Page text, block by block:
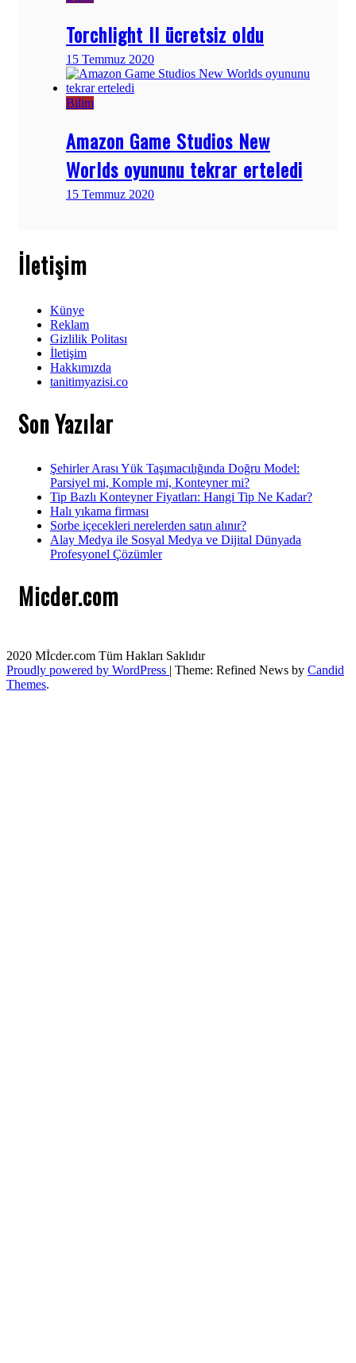
Torchlight II ücretsiz oldu
15 Temmuz 2020
Bilim
Amazon Game Studios New
Worlds oyununu tekrar erteledi
15 Temmuz 2020
İletişim
Künye
Reklam
Gizlilik Politası
İletişim
Hakkımızda
tanitimyazisi.co
Son Yazılar
Şehirler Arası Yük Taşımacılığında Doğru Model:
Parsiyel mi, Komple mi, Konteyner mi?
Tip Bazlı Konteyner Fiyatları: Hangi Tip Ne Kadar?
Halı yıkama firması
Sorbe içecekleri nerelerden satın alınır?
Alay Medya ile Sosyal Medya ve Dijital Dünyada
Profesyonel Çözümler
Micder.com
2020 Mİcder.com Tüm Hakları Saklıdır
Proudly powered by WordPress | Theme: Refined News by Candid
Themes.